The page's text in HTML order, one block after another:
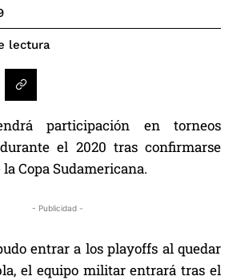
lectura
participación en torneos
el 2020 tras confirmarse
Copa Sudamericana.
- Publicidad -
entrar a los playoffs al quedar
el equipo militar entrará tras el